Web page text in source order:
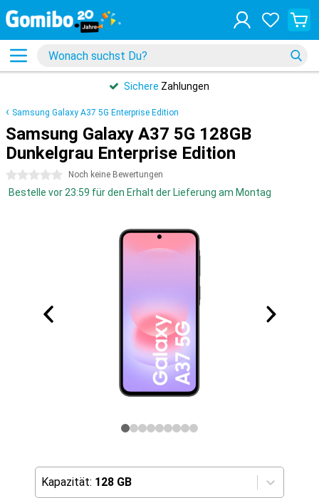
Sichere Zahlungen
Samsung Galaxy A37 5G Enterprise Edition
Samsung Galaxy A37 5G 128GB
Dunkelgrau Enterprise Edition
0 Sterne Noch keine Bewertungen
Bestelle vor 23:59 für den Erhalt der Lieferung am Montag
Kapazität: 128 GB